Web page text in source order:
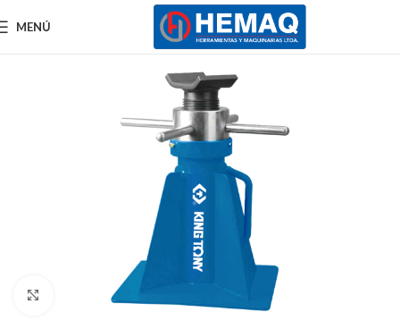
MENÚ
Clic para ampliar